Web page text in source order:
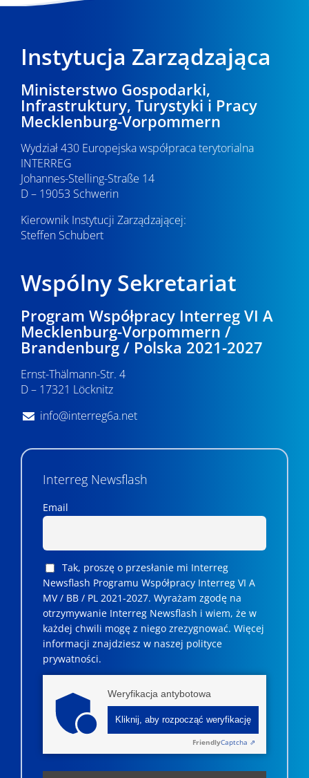
Instytucja Zarządzająca
Ministerstwo Gospodarki,
Infrastruktury, Turystyki i Pracy
Mecklenburg-Vorpommern
Wydział 430 Europejska współpraca terytorialna
INTERREG
Johannes-Stelling-Straße 14
D – 19053 Schwerin
Kierownik Instytucji Zarządzającej:
Steffen Schubert
Wspólny Sekretariat
Program Współpracy Interreg VI A
Mecklenburg-Vorpommern /
Brandenburg / Polska 2021-2027
Ernst-Thälmann-Str. 4
D – 17321 Löcknitz
info@interreg6a.net
Interreg Newsflash
Email
Tak, proszę o przesłanie mi Interreg
Newsflash Programu Współpracy Interreg VI A
MV / BB / PL 2021-2027. Wyrażam zgodę na
otrzymywanie Interreg Newsflash i wiem, że w
każdej chwili mogę z niego zrezygnować. ­­Więcej
informacji znajdziesz w naszej polityce
prywatności.
Weryfikacja antybotowa
Kliknij, aby rozpocząć weryfikację
FriendlyCaptcha ⇗